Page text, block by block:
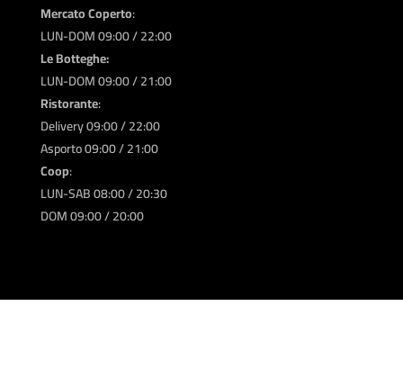
Mercato Coperto:
LUN-DOM 09:00 / 22:00
Le Botteghe:
LUN-DOM 09:00 / 21:00
Ristorante:
Delivery 09:00 / 22:00
Asporto 09:00 / 21:00
Coop:
LUN-SAB 08:00 / 20:30
DOM 09:00 / 20:00